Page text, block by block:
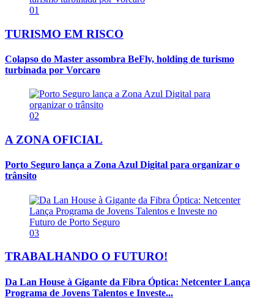
01
TURISMO EM RISCO
Colapso do Master assombra BeFly, holding de turismo
turbinada por Vorcaro
02
A ZONA OFICIAL
Porto Seguro lança a Zona Azul Digital para organizar o
trânsito
03
TRABALHANDO O FUTURO!
Da Lan House à Gigante da Fibra Óptica: Netcenter Lança
Programa de Jovens Talentos e Investe...